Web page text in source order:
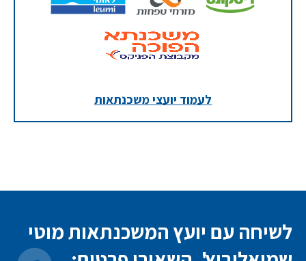
לעמוד יועצי משכנתאות
לשיחה עם יועץ המשכנתאות מוטי